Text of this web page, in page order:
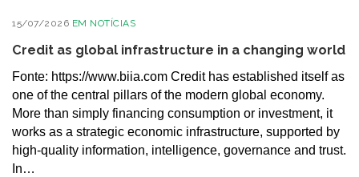
15/07/2026 EM NOTÍCIAS
Credit as global infrastructure in a changing world
Fonte: https://www.biia.com Credit has established itself as
one of the central pillars of the modern global economy.
More than simply financing consumption or investment, it
works as a strategic economic infrastructure, supported by
high-quality information, intelligence, governance and trust.
In…